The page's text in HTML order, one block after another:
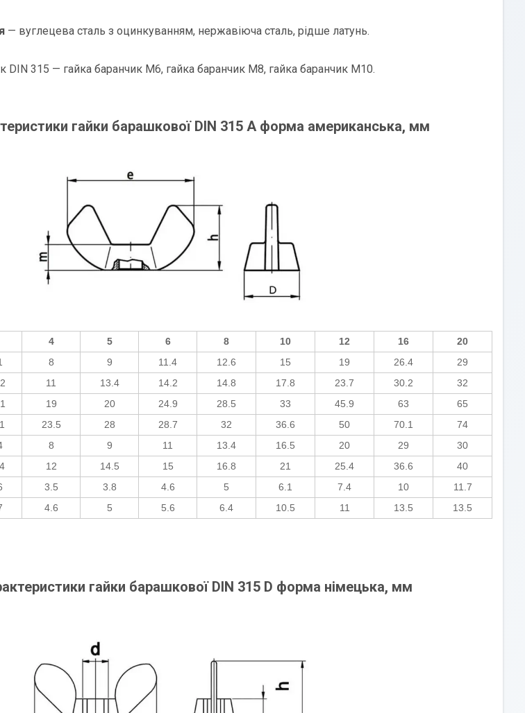
— вуглецева сталь з оцинкуванням, нержавіюча сталь, рідше латунь.
DIN 315 — гайка баранчик М6, гайка баранчик М8, гайка баранчик М10.
гайки барашкової DIN 315 A форма американська, мм
4 5 6 8 10 12 16
20
8 9 11.4 12.6 15 19 26.4
29
11 13.4 14.2 14.8 17.8 23.7 30.2
32
19 20 24.9 28.5 33 45.9 63
65
23.5 28 28.7 32 36.6 50 70.1
74
8 9 11 13.4 16.5 20 29
30
12 14.5 15 16.8 21 25.4 36.6
40
3.5 3.8 4.6 5 6.1 7.4 10
11.7
4.6 5 5.6 6.4 10.5 11 13.5 13.5
гайки барашкової DIN 315 D форма німецька, мм